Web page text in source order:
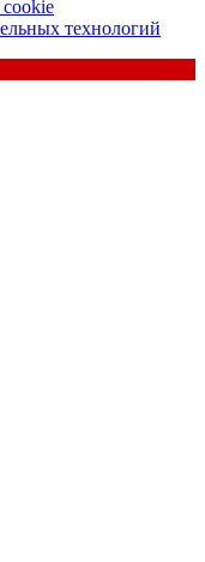
технологий